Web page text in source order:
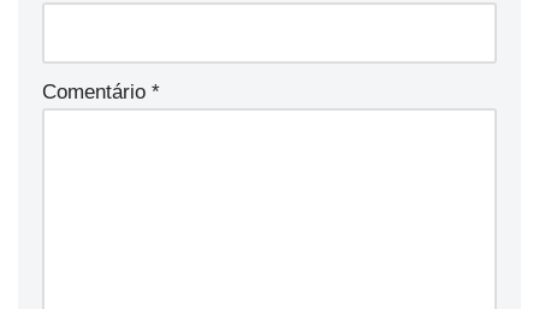
Comentário *